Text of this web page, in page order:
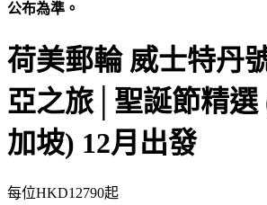
公布為準。
荷美郵輪 威士特丹
亞之旅│聖誕節精選
加坡) 12月出發
每位HKD12790起